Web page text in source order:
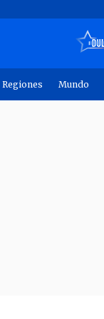
Regiones Mundo